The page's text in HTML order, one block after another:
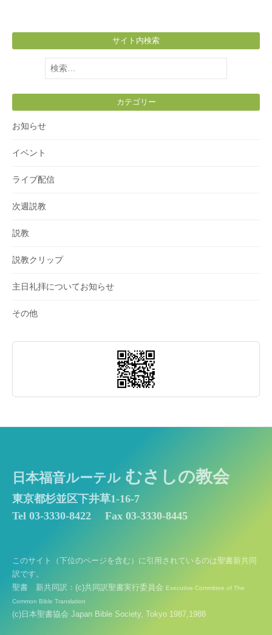
送
サイト内検索
検
索:
カテゴリー
お知らせ
イベント
ライブ配信
次週説教
説教
説教クリップ
主日礼拝についてお知らせ
その他
日本福音ルーテル むさしの教会
東京都杉並区下井草1-16-7
Tel 03-3330-8422
Fax 03-3330-8445
このサイト（下位のページを含む）に引用されているのは聖書新共同
訳です。
聖書 新共同訳：(c)共同訳聖書実行委員会 Executive Committee of The
Common Bible Translation
(c)日本聖書協会 Japan Bible Society, Tokyo 1987,1988